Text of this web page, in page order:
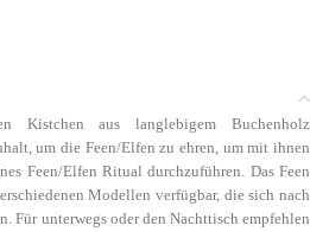
Kistchen aus langlebigem Buchenholz
um die Feen/Elfen zu ehren, um mit ihnen
Feen/Elfen Ritual durchzuführen. Das Feen
Modellen verfügbar, die sich nach
Für unterwegs oder den Nachttisch empfehlen